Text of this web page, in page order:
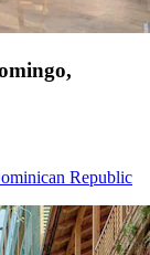
Republic